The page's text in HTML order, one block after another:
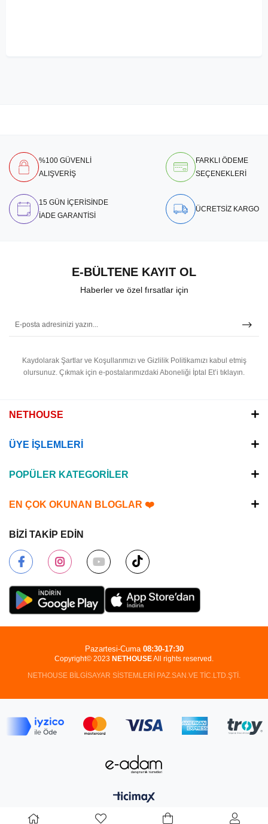
%100 GÜVENLİ
ALIŞVERİŞ
FARKLI ÖDEME
SEÇENEKLERİ
15 GÜN İÇERİSİNDE
İADE GARANTİSİ
ÜCRETSİZ KARGO
E-BÜLTENE KAYIT OL
Haberler ve özel fırsatlar için
Kaydolarak Şartlar ve Koşullarımızı ve Gizlilik Politikamızı kabul etmiş
olursunuz. Çıkmak için e-postalarımızdaki Aboneliği İptal Et’i tıklayın.
NETHOUSE
ÜYE İŞLEMLERİ
POPÜLER KATEGORİLER
EN ÇOK OKUNAN BLOGLAR ❤️
BİZİ TAKİP EDİN
Copyright© 2023 NETHOUSEAll rights reserved.
NETHOUSE BİLGİSAYAR SİSTEMLERİ PAZ.SAN.VE TİC.LTD.ŞTİ.
Pazartesi-Cuma 08:30-17:30